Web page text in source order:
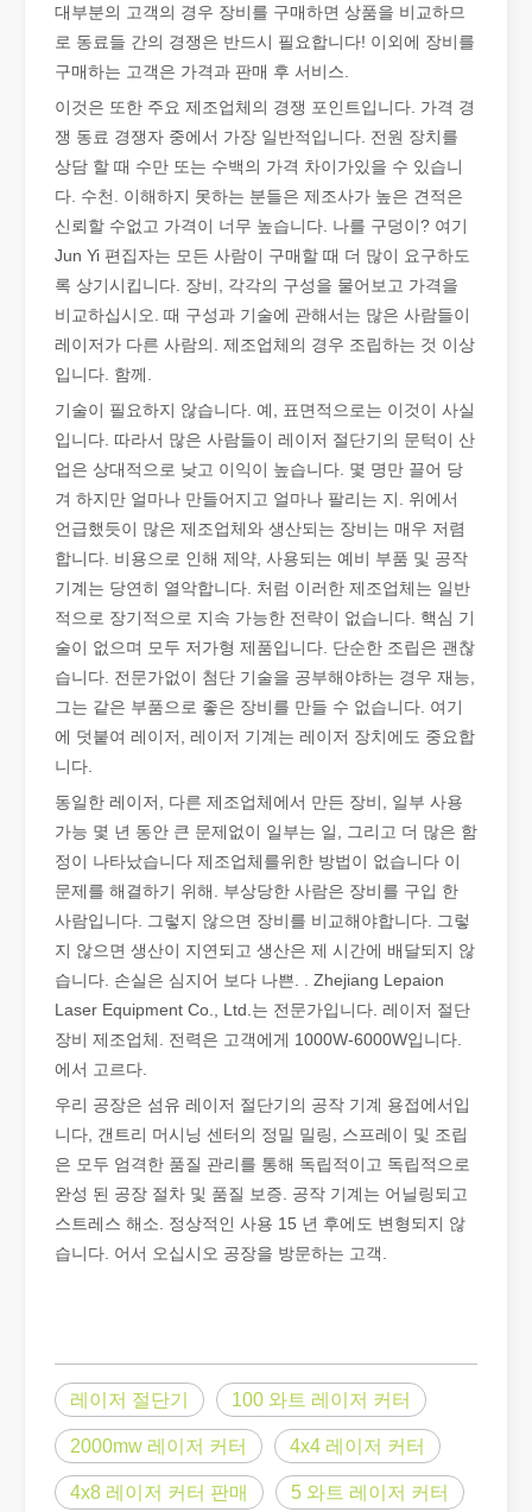
튜브 레이저 절단이란 무엇입니까?
튜브 레이저 절단은 빠르게 발전하는 제조 산업의 핵심 기술입니
작업 파트너를 선택하는 방법: 레이저 절단기
레이저 절단 금속은 금속 가공에 널리 사용되는 정밀 방법입니다.
금속 시트의 레이저 절단은 널리 사용되는 절단 방법입니다.
금속 시트의 레이저 절단은 널리 사용되는 절단 방법입니다. 정확
좋은 선택인가요? 레이저 용접은 얼마나 강력합니까?
대부분의 고객의 경우 장비를 구매하면 상품을 비교하므
로 동료들 간의 경쟁은 반드시 필요합니다! 이외에 장비를
구매하는 고객은 가격과 판매 후 서비스.
이것은 또한 주요 제조업체의 경쟁 포인트입니다. 가격 경
쟁 동료 경쟁자 중에서 가장 일반적입니다. 전원 장치를
상담 할 때 수만 또는 수백의 가격 차이가있을 수 있습니
다. 수천. 이해하지 못하는 분들은 제조사가 높은 견적은
신뢰할 수없고 가격이 너무 높습니다. 나를 구덩이? 여기
Jun Yi 편집자는 모든 사람이 구매할 때 더 많이 요구하도
록 상기시킵니다. 장비, 각각의 구성을 물어보고 가격을
비교하십시오. 때 구성과 기술에 관해서는 많은 사람들이
레이저가 다른 사람의. 제조업체의 경우 조립하는 것 이상
입니다. 함께.
기술이 필요하지 않습니다. 예, 표면적으로는 이것이 사실
입니다. 따라서 많은 사람들이 레이저 절단기의 문턱이 산
업은 상대적으로 낮고 이익이 높습니다. 몇 명만 끌어 당
겨 하지만 얼마나 만들어지고 얼마나 팔리는 지. 위에서
언급했듯이 많은 제조업체와 생산되는 장비는 매우 저렴
합니다. 비용으로 인해 제약, 사용되는 예비 부품 및 공작
기계는 당연히 열악합니다. 처럼 이러한 제조업체는 일반
적으로 장기적으로 지속 가능한 전략이 없습니다. 핵심 기
술이 없으며 모두 저가형 제품입니다. 단순한 조립은 괜찮
습니다. 전문가없이 첨단 기술을 공부해야하는 경우 재능,
그는 같은 부품으로 좋은 장비를 만들 수 없습니다. 여기
에 덧붙여 레이저, 레이저 기계는 레이저 장치에도 중요합
니다.
동일한 레이저, 다른 제조업체에서 만든 장비, 일부 사용
가능 몇 년 동안 큰 문제없이 일부는 일, 그리고 더 많은 함
정이 나타났습니다 제조업체를위한 방법이 없습니다 이
문제를 해결하기 위해. 부상당한 사람은 장비를 구입 한
사람입니다. 그렇지 않으면 장비를 비교해야합니다. 그렇
지 않으면 생산이 지연되고 생산은 제 시간에 배달되지 않
습니다. 손실은 심지어 보다 나쁜. . Zhejiang Lepaion
Laser Equipment Co., Ltd.는 전문가입니다. 레이저 절단
장비 제조업체. 전력은 고객에게 1000W-6000W입니다.
에서 고르다.
우리 공장은 섬유 레이저 절단기의 공작 기계 용접에서입
니다, 갠트리 머시닝 센터의 정밀 밀링, 스프레이 및 조립
은 모두 엄격한 품질 관리를 통해 독립적이고 독립적으로
완성 된 공장 절차 및 품질 보증. 공작 기계는 어닐링되고
스트레스 해소. 정상적인 사용 15 년 후에도 변형되지 않
습니다. 어서 오십시오 공장을 방문하는 고객.
레이저 절단기 100 와트 레이저 커터
2000mw 레이저 커터 4x4 레이저 커터
4x8 레이저 커터 판매 5 와트 레이저 커터